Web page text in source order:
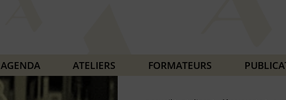
AGENDA ATELIERS FORMATEURS